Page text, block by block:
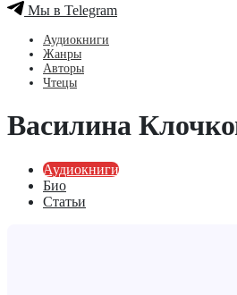
Мы в Telegram
Аудиокниги
Жанры
Авторы
Чтецы
Василина
Аудиокниги
Био
Статьи